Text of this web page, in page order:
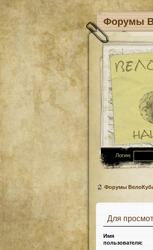
Форумы
Логин:
Форумы
Для
Имя
пользователя: